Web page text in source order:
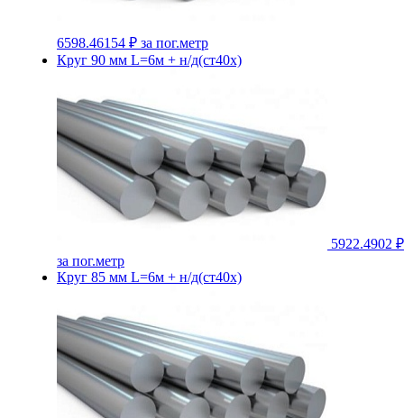
6598.46154 ₽ за пог.метр
Круг 90 мм L=6м + н/д(ст40х)
5922.4902 ₽
за пог.метр
Круг 85 мм L=6м + н/д(ст40х)